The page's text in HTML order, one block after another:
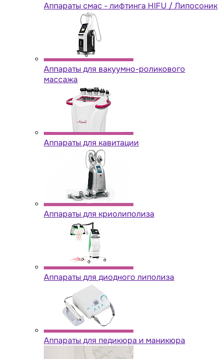
Аппараты cмас - лифтинга HIFU / Липосоник
Аппараты для вакуумно-роликового
массажа
Аппараты для кавитации
Аппараты для криолиполиза
Аппараты для диодного липолиза
Аппараты для педикюра и маникюра